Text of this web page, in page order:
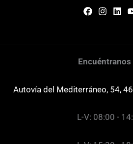
Encuéntranos
Autovía del Mediterráneo, 54,
L-V: 08:00 -